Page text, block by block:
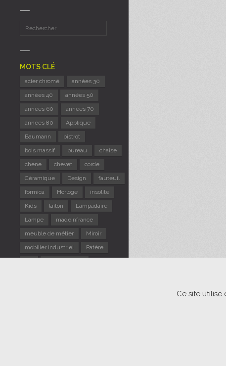
MOTS CLÉ
acier chromé
années 30
années 40
années 50
années 60
années 70
années 80
Applique
Baumann
bistrot
bois massif
bureau
chaise
chene
chevet
corde
Céramique
Design
fauteuil
formica
Horloge
insolite
Kids
laiton
Lampadaire
Lampe
madeinfrance
meuble de métier
Miroir
mobilier industriel
Patère
Ce site